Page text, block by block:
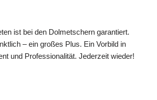
ist bei den Dolmetschern garantiert.
– ein großes Plus. Ein Vorbild in
und Professionalität. Jederzeit wieder!